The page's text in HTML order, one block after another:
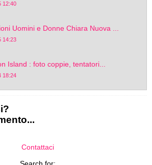
12:40
Uomini e Donne Chiara Nuova ...
14:23
Island : foto coppie, tentatori...
18:24
Contattaci